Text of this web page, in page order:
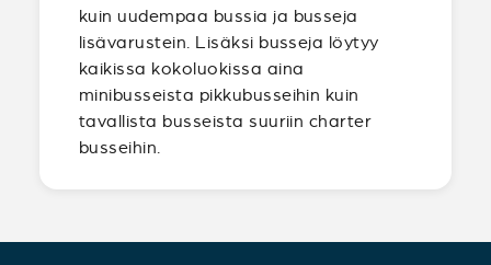
kuin uudempaa bussia ja busseja
lisävarustein. Lisäksi busseja löytyy
kaikissa kokoluokissa aina
minibusseista pikkubusseihin kuin
tavallista busseista suuriin charter
busseihin.